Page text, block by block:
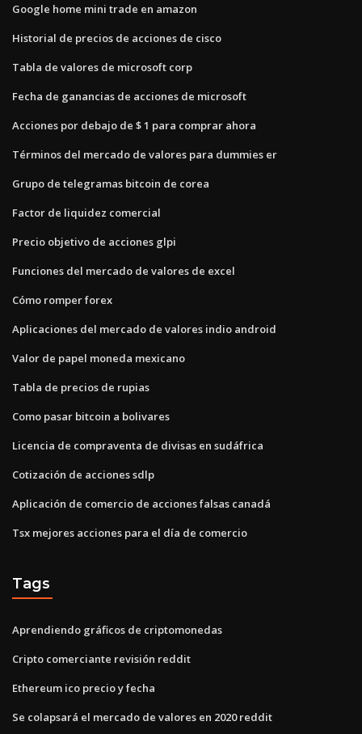
Google home mini trade en amazon
Historial de precios de acciones de cisco
Tabla de valores de microsoft corp
Fecha de ganancias de acciones de microsoft
Acciones por debajo de $ 1 para comprar ahora
Términos del mercado de valores para dummies er
Grupo de telegramas bitcoin de corea
Factor de liquidez comercial
Precio objetivo de acciones glpi
Funciones del mercado de valores de excel
Cómo romper forex
Aplicaciones del mercado de valores indio android
Valor de papel moneda mexicano
Tabla de precios de rupias
Como pasar bitcoin a bolivares
Licencia de compraventa de divisas en sudáfrica
Cotización de acciones sdlp
Aplicación de comercio de acciones falsas canadá
Tsx mejores acciones para el día de comercio
Tags
Aprendiendo gráficos de criptomonedas
Cripto comerciante revisión reddit
Ethereum ico precio y fecha
Se colapsará el mercado de valores en 2020 reddit